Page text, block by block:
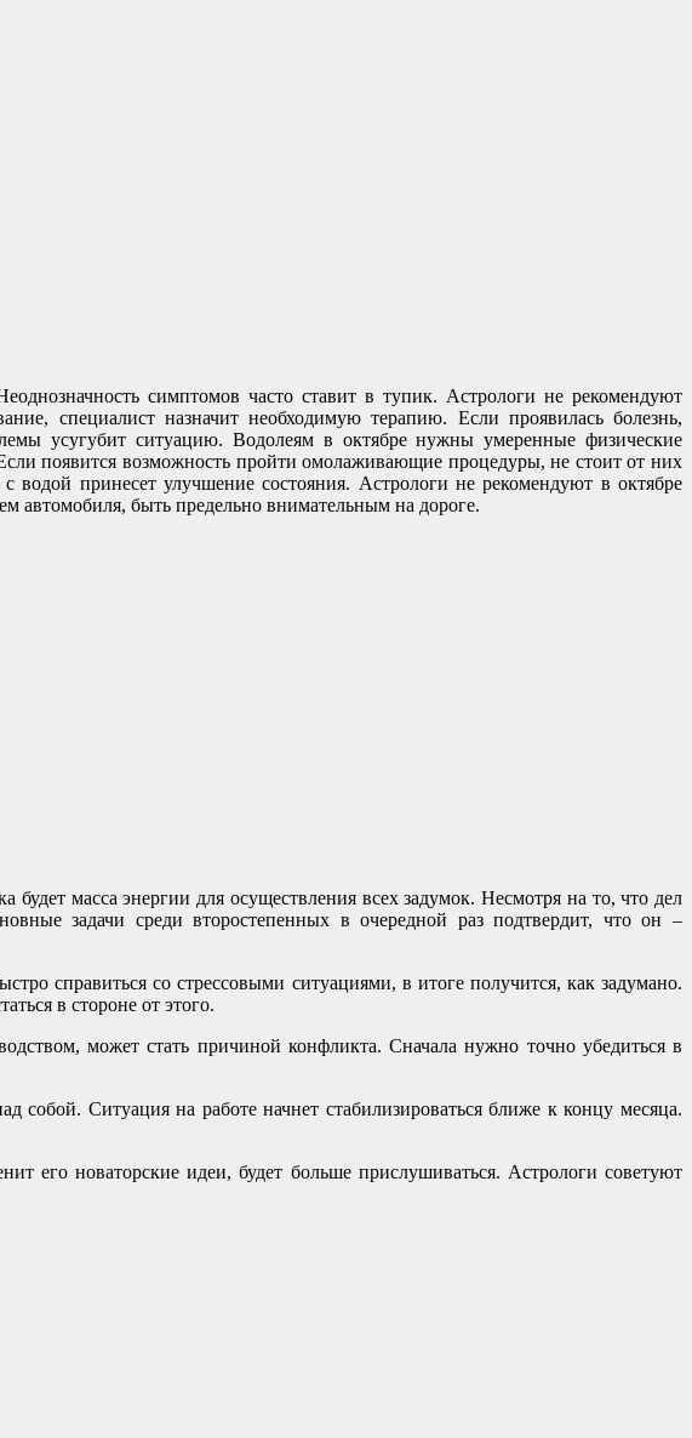
симптомов часто ставит в тупик. Астрологи не рекомендуют
специалист назначит необходимую терапию. Если проявилась болезнь,
усугубит ситуацию. Водолеям в октябре нужны умеренные физические
появится возможность пройти омолаживающие процедуры, не стоит от них
водой принесет улучшение состояния. Астрологи не рекомендуют в октябре
автомобиля, быть предельно внимательным на дороге.
будет масса энергии для осуществления всех задумок. Несмотря на то, что дел
задачи среди второстепенных в очередной раз подтвердит, что он –
справиться со стрессовыми ситуациями, в итоге получится, как задумано.
в стороне от этого.
может стать причиной конфликта. Сначала нужно точно убедиться в
Ситуация на работе начнет стабилизироваться ближе к концу месяца.
его новаторские идеи, будет больше прислушиваться. Астрологи советуют